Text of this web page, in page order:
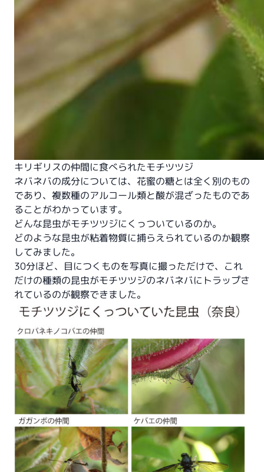
キリギリスの仲間に食べられたモチツツジ
ネバネバの成分については、花蜜の糖とは全く別のもの
であり、複数種のアルコール類と酸が混ざったものであ
ることがわかっています。
どんな昆虫がモチツツジにくっついているのか。
どのような昆虫が粘着物質に捕らえられているのか観察
してみました。
30分ほど、目につくものを写真に撮っただけで、これ
だけの種類の昆虫がモチツツジのネバネバにトラップさ
れているのが観察できました。